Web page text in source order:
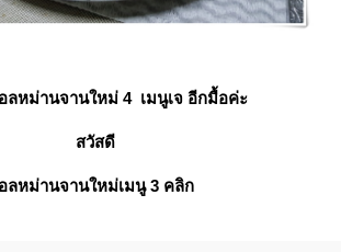
ลหม่านจานใหม่ 4 เมนูเจ อีกมื้อค่ะ
สวัสดี
อลหม่านจานใหม่เมนู 3 คลิก